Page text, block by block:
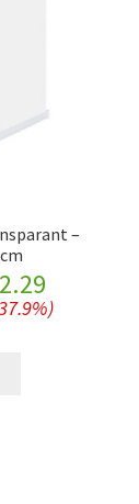
–
price